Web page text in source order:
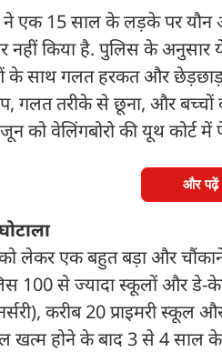
ने एक 15 साल के लड़के पर यौन
किया है. पुलिस के
साथ गलत हरकत और
गलत तरीके से छूना, और
वेलिंगबोरो की यूथ कोर्ट में
और पढ़ें
को लेकर एक बहुत बड़ा और
100 से ज्यादा स्कूलों और डे-
करीब 20 प्राइमरी
होने के बाद 3 से 4 साल